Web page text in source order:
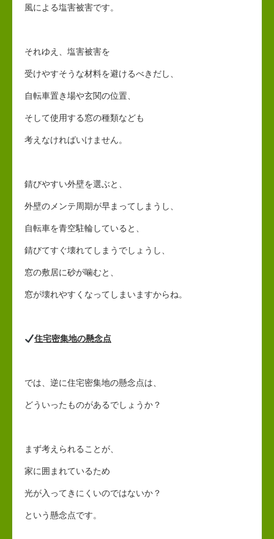
風による塩害被害です。
それゆえ、塩害被害を
受けやすそうな材料を避けるべきだし、
自転車置き場や玄関の位置、
そして使用する窓の種類なども
考えなければいけません。
錆びやすい外壁を選ぶと、
外壁のメンテ周期が早まってしまうし、
自転車を青空駐輪していると、
錆びてすぐ壊れてしまうでしょうし、
窓の敷居に砂が噛むと、
窓が壊れやすくなってしまいますからね。
住宅密集地の懸念点
では、逆に住宅密集地の懸念点は、
どういったものがあるでしょうか？
まず考えられることが、
家に囲まれているため
光が入ってきにくいのではないか？
という懸念点です。